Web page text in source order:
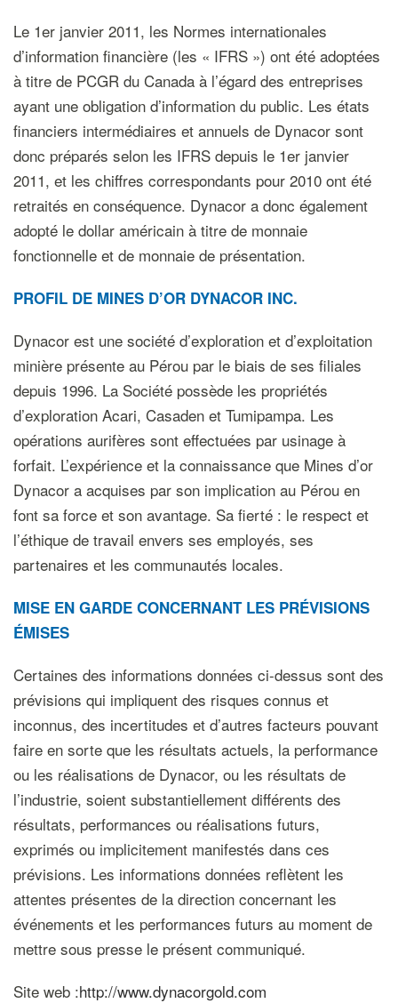
Le 1er janvier 2011, les Normes internationales
d’information financière (les « IFRS ») ont été adoptées
à titre de PCGR du Canada à l’égard des entreprises
ayant une obligation d’information du public. Les états
financiers intermédiaires et annuels de Dynacor sont
donc préparés selon les IFRS depuis le 1er janvier
2011, et les chiffres correspondants pour 2010 ont été
retraités en conséquence. Dynacor a donc également
adopté le dollar américain à titre de monnaie
fonctionnelle et de monnaie de présentation.
PROFIL DE MINES D’OR DYNACOR INC.
Dynacor est une société d’exploration et d’exploitation
minière présente au Pérou par le biais de ses filiales
depuis 1996. La Société possède les propriétés
d’exploration Acari, Casaden et Tumipampa. Les
opérations aurifères sont effectuées par usinage à
forfait. L’expérience et la connaissance que Mines d’or
Dynacor a acquises par son implication au Pérou en
font sa force et son avantage. Sa fierté : le respect et
l’éthique de travail envers ses employés, ses
partenaires et les communautés locales.
MISE EN GARDE CONCERNANT LES PRÉVISIONS
ÉMISES
Certaines des informations données ci-dessus sont des
prévisions qui impliquent des risques connus et
inconnus, des incertitudes et d’autres facteurs pouvant
faire en sorte que les résultats actuels, la performance
ou les réalisations de Dynacor, ou les résultats de
l’industrie, soient substantiellement différents des
résultats, performances ou réalisations futurs,
exprimés ou implicitement manifestés dans ces
prévisions. Les informations données reflètent les
attentes présentes de la direction concernant les
événements et les performances futurs au moment de
mettre sous presse le présent communiqué.
Site web :http://www.dynacorgold.com